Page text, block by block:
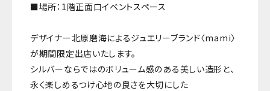
■場所：1階正面口イベントスペース
デザイナー北原磨海によるジュエリーブランド〈mami〉
が期間限定出店いたします。
シルバーならではのボリューム感のある美しい造形と、
永く楽しめるつけ心地の良さを大切にした